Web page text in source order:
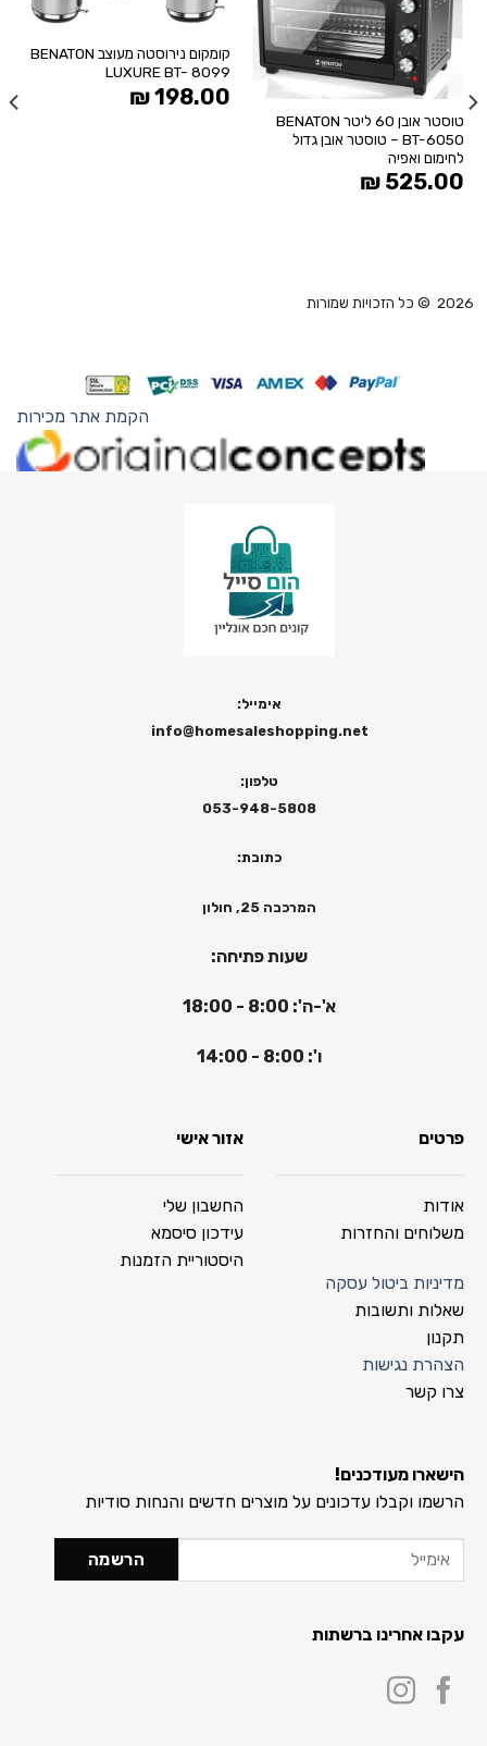
הוסף
ל
WISHLIST
טוסטר אובן 60 ליטר BENATON
BT-6050 – טוסטר אובן גדול
לחימום ואפיה
525.00
₪
הוסף
ל
קומקום נירוסטה מעוצב BENATON
LUXURE BT- 8099
198.00
₪
הקמת אתר מכירות
אימייל:
info@homesaleshopping.net
טלפון:
053-948-5808
כתובת:
המרכבה 25, חולון
שעות פתיחה:
א'-ה': 8:00 - 18:00
ו': 8:00 - 14:00
פרטים
אודות
משלוחים והחזרות
מדיניות ביטול עסקה
שאלות ותשובות
תקנון
הצהרת נגישות
צרו קשר
אזור אישי
החשבון שלי
עידכון סיסמא
היסטוריית הזמנות
הישארו מעודכנים!
הרשמו וקבלו עדכונים על מוצרים חדשים והנחות סודיות
עקבו אחרינו ברשתות